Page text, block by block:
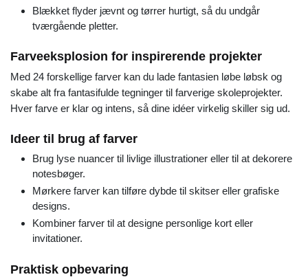
Blækket flyder jævnt og tørrer hurtigt, så du undgår
tværgående pletter.
Farveeksplosion for inspirerende projekter
Med 24 forskellige farver kan du lade fantasien løbe løbsk og
skabe alt fra fantasifulde tegninger til farverige skoleprojekter.
Hver farve er klar og intens, så dine idéer virkelig skiller sig ud.
Ideer til brug af farver
Brug lyse nuancer til livlige illustrationer eller til at dekorere
notesbøger.
Mørkere farver kan tilføre dybde til skitser eller grafiske
designs.
Kombiner farver til at designe personlige kort eller
invitationer.
Praktisk opbevaring